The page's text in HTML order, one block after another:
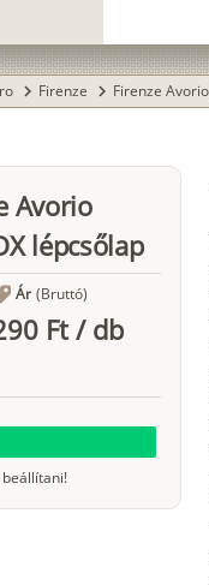
chevron_right Firenze chevron_right Firenze
Avorio
lépcsőlap
Ár (Bruttó)
Ft/ db